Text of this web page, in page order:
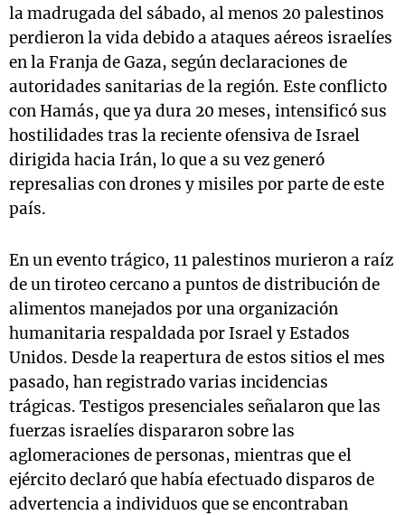
la madrugada del sábado, al menos 20 palestinos
perdieron la vida debido a ataques aéreos israelíes
en la Franja de Gaza, según declaraciones de
autoridades sanitarias de la región. Este conflicto
con Hamás, que ya dura 20 meses, intensificó sus
hostilidades tras la reciente ofensiva de Israel
dirigida hacia Irán, lo que a su vez generó
represalias con drones y misiles por parte de este
país.
En un evento trágico, 11 palestinos murieron a raíz
de un tiroteo cercano a puntos de distribución de
alimentos manejados por una organización
humanitaria respaldada por Israel y Estados
Unidos. Desde la reapertura de estos sitios el mes
pasado, han registrado varias incidencias
trágicas. Testigos presenciales señalaron que las
fuerzas israelíes dispararon sobre las
aglomeraciones de personas, mientras que el
ejército declaró que había efectuado disparos de
advertencia a individuos que se encontraban